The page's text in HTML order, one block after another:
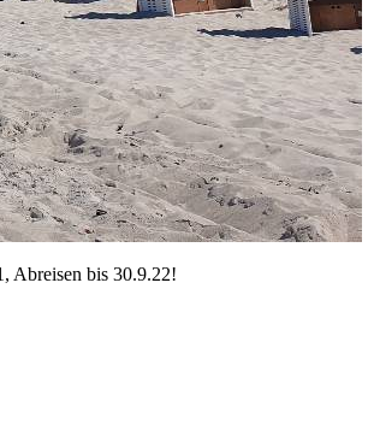
Abreisen bis 30.9.22!